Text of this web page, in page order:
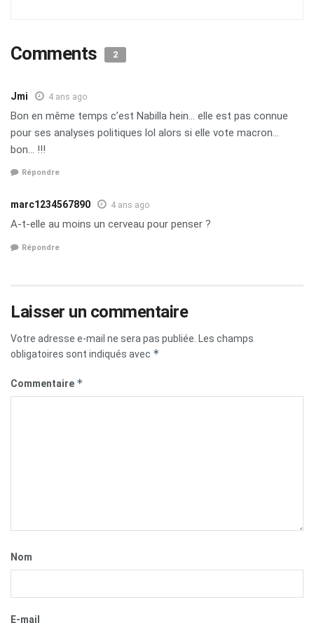
Comments 2
Jmi 4 ans ago
Bon en même temps c’est Nabilla hein… elle est pas connue
pour ses analyses politiques lol alors si elle vote macron…
bon… !!!
Répondre
marc1234567890 4 ans ago
A-t-elle au moins un cerveau pour penser ?
Répondre
Laisser un commentaire
Votre adresse e-mail ne sera pas publiée.
Les champs
obligatoires sont indiqués avec *
Commentaire *
Nom
E-mail